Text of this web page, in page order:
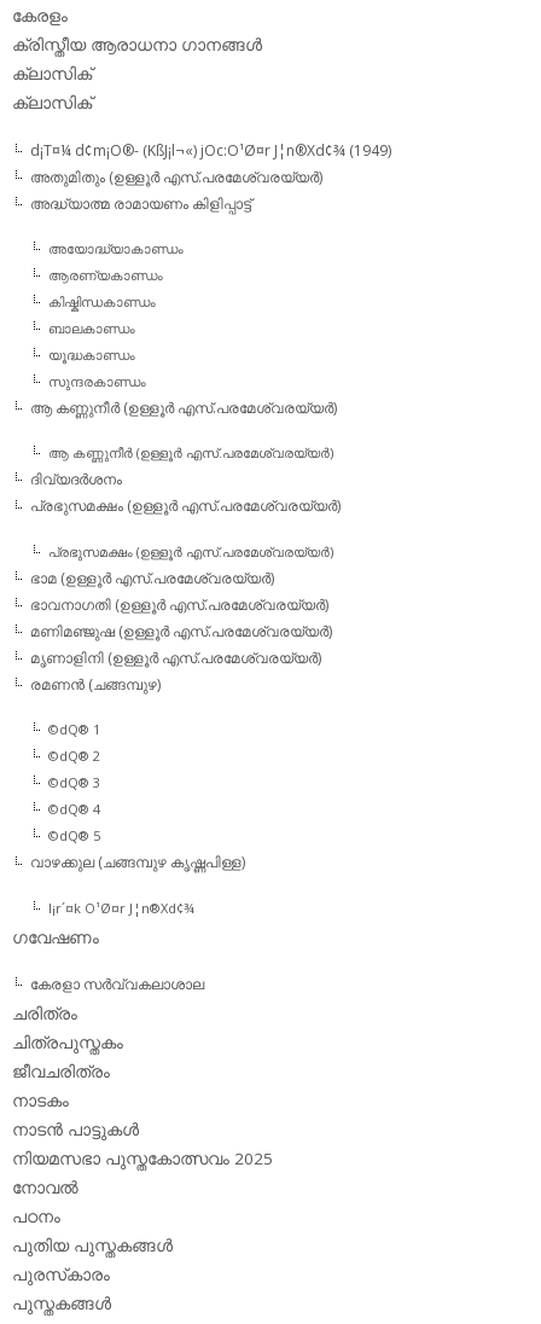
കേരളം
ക്രിസ്തീയ ആരാധനാ ഗാനങ്ങള്‍
ക്ലാസിക്‌
ക്ലാസിക്
d¡T¤¼ d¢m¡O®- (KßJ¡l¬«) jOc:O¹Ø¤r J¦n®Xd¢¾ (1949)
അതുമിതും (ഉള്ളൂര്‍ എസ്.പരമേശ്വരയ്യര്‍)
അദ്ധ്യാത്മ രാമായണം കിളിപ്പാട്ട്‌
അയോദ്ധ്യാകാണ്ഡം
ആരണ്യകാണ്ഡം
കിഷ്കിന്ധകാണ്ഡം
ബാലകാണ്ഡം
യൂദ്ധകാണ്ഡം
സുന്ദരകാണ്ഡം
ആ കണ്ണുനീര്‍ (ഉള്ളൂര്‍ എസ്.പരമേശ്വരയ്യര്‍)
ആ കണ്ണുനീര്‍ (ഉള്ളൂര്‍ എസ്.പരമേശ്വരയ്യര്‍)
ദിവ്യദര്‍ശനം
പ്രഭുസമക്ഷം (ഉള്ളൂര്‍ എസ്.പരമേശ്വരയ്യര്‍)
പ്രഭുസമക്ഷം (ഉള്ളൂര്‍ എസ്.പരമേശ്വരയ്യര്‍)
ഭാമ (ഉള്ളൂര്‍ എസ്.പരമേശ്വരയ്യര്‍)
ഭാവനാഗതി (ഉള്ളൂര്‍ എസ്.പരമേശ്വരയ്യര്‍)
മണിമഞ്ജുഷ (ഉള്ളൂര്‍ എസ്.പരമേശ്വരയ്യര്‍)
മൃണാളിനി (ഉള്ളൂര്‍ എസ്.പരമേശ്വരയ്യര്‍)
രമണന്‍ (ചങ്ങമ്പുഴ)
©dQ® 1
©dQ® 2
©dQ® 3
©dQ® 4
©dQ® 5
വാഴക്കുല (ചങ്ങമ്പുഴ കൃഷ്ണപിള്ള)
l¡r´¤k O¹Ø¤r J¦n®Xd¢¾
ഗവേഷണം
കേരളാ സര്‍വ്വകലാശാല
ചരിത്രം
ചിത്രപുസ്തകം
ജീവചരിത്രം
നാടകം
നാടന്‍ പാട്ടുകള്‍
നിയമസഭാ പുസ്തകോത്സവം 2025
നോവല്‍
പഠനം
പുതിയ പുസ്തകങ്ങള്‍
പുരസ്‌കാരം
പുസ്തകങ്ങള്‍